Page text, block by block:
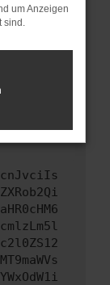
nicht mehr
versucht
Du kannst
der
um Anzeigen
sind.